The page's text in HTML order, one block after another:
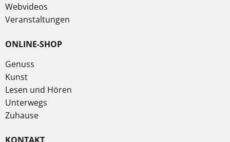
Webvideos
Veranstaltungen
ONLINE-SHOP
Genuss
Kunst
Lesen und Hören
Unterwegs
Zuhause